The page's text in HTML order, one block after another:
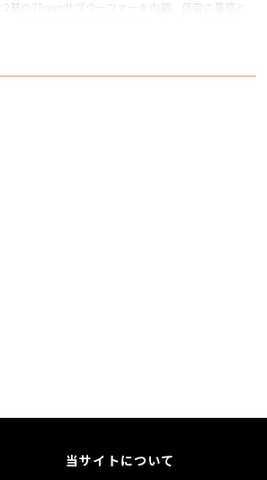
2基の75mmサブウーファーを内蔵。低音の量感と
させるよう綿密に設計されたバスレフポートをエ
することにより、一体型のサウンドバーでありな
な音楽再生のためにデノンのサウンドマスターが
除し、音源に収録されたサウンドの魅力をありのま
を描く「Movie モード」、ボーカルや楽器の音を鮮
」、控えめな音量でも迫力を感じられる「Night
モードを搭載。再生するコンテンツやシチュエー
ことができます。
ダイアログエンハンサー
映画のセリフなど、人の声を明瞭にする「ダイアロ
載。人の声の周波数帯域だけを強調することによ
となく、聴き取りやすさを向上させます。
効果は3段階で調整することができます。
応しています。LC3コーデックでは、SBCよりも
当サイトについて